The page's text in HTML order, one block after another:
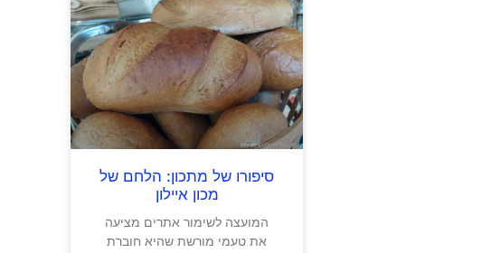
סיפורו של מתכון: הלחם של
מכון איילון
המועצה לשימור אתרים מציעה
את טעמי מורשת שהיא חוברת